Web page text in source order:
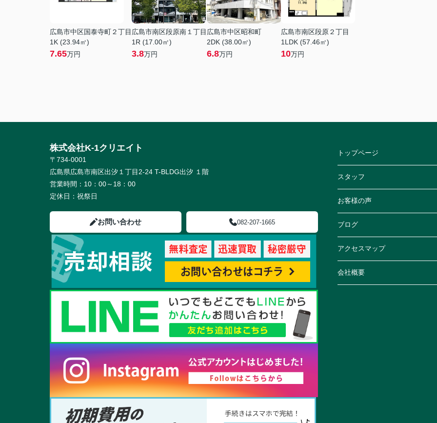
広島市中区国泰寺町２丁目
1K (23.94㎡)
7.65万円
広島市南区段原南１丁目
1R (17.00㎡)
3.8万円
広島市中区昭和町
2DK (38.00㎡)
6.8万円
広島市南区段原２丁目
1LDK (57.46㎡)
10万円
株式会社K-1クリエイト
〒734-0001
広島県広島市南区出汐１丁目2-24 T-BLDG出汐 １階
営業時間： 10：00～18：00
定休日： 祝祭日
お問い合わせ 082-207-1665
トップページ
スタッフ
お客様の声
ブログ
アクセスマップ
会社概要